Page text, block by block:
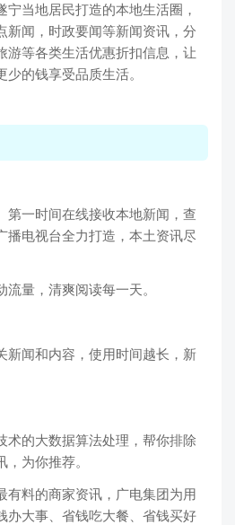
宁当地居民打造的本地生活圈，
新闻，时政要闻等新闻资讯，分
游等各类生活优惠折扣信息，让
的钱享受品质生活。
第一时间在线接收本地新闻，查
播电视台全力打造，本土资讯尽
量，清爽阅读每一天。
新闻和内容，使用时间越长，新
术的大数据算法处理，帮你排除
为你推荐。
有料的商家资讯，广电集团为用
办大事、省钱吃大餐、省钱买好